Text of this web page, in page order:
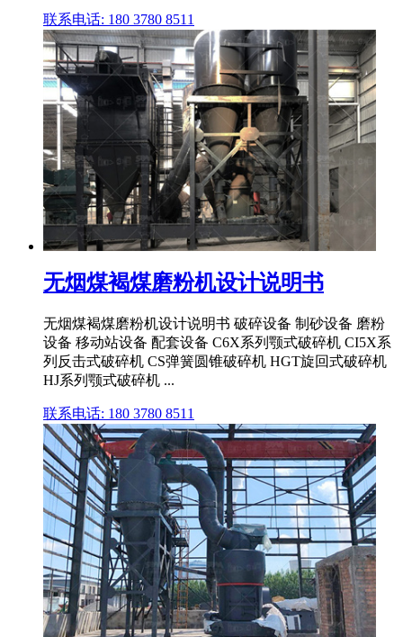
联系电话: 180 3780 8511
无烟煤褐煤磨粉机设计说明书
无烟煤褐煤磨粉机设计说明书 破碎设备 制砂设备 磨粉
设备 移动站设备 配套设备 C6X系列颚式破碎机 CI5X系
列反击式破碎机 CS弹簧圆锥破碎机 HGT旋回式破碎机
HJ系列颚式破碎机 ...
联系电话: 180 3780 8511